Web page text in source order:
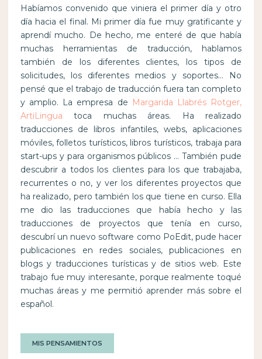
Habíamos convenido que viniera el primer día y otro
día hacia el final. Mi primer día fue muy gratificante y
aprendí mucho. De hecho, me enteré de que había
muchas herramientas de traducción, hablamos
también de los diferentes clientes, los tipos de
solicitudes, los diferentes medios y soportes… No
pensé que el trabajo de traducción fuera tan completo
y amplio. La empresa de
Margarida Llabrés Rotger,
ArtiLingua toca muchas áreas. Ha realizado
traducciones de libros infantiles, webs, aplicaciones
móviles, folletos turísticos, libros turísticos, trabaja para
start-ups y para organismos públicos … También pude
descubrir a todos los clientes para los que trabajaba,
recurrentes o no, y ver los diferentes proyectos que
ha realizado, pero también los que tiene en curso. Ella
me dio las traducciones que había hecho y las
traducciones de proyectos que tenía en curso,
descubrí un nuevo software como PoEdit, pude hacer
publicaciones en redes sociales, publicaciones en
blogs y traducciones turísticas y de sitios web. Este
trabajo fue muy interesante, porque realmente toqué
muchas áreas y me permitió aprender más sobre el
español.
MIS PENSAMIENTOS